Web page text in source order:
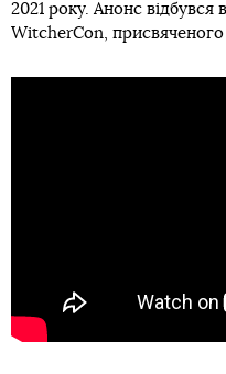
2021 року. Анонс
WitcherCon, присвяченого